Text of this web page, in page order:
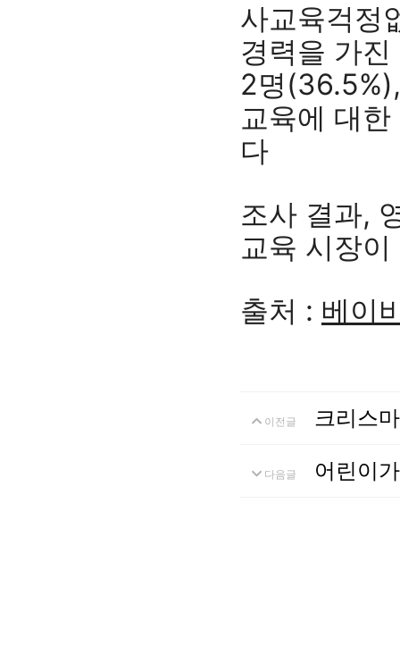
사교육걱정
경력을 가
2명
교육에 대
다
조사 결과,
교육 시장이
출처 : 베이
이전글 크리스
다음글 어린이